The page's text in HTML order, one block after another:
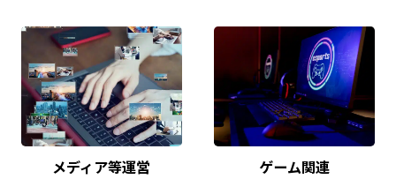
メディア等運営
ゲーム関連